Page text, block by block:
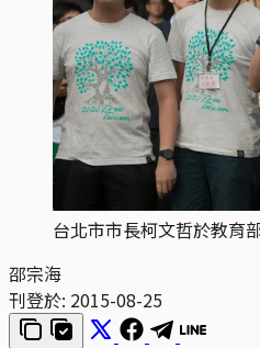
台北市市長柯文哲於教育
邵宗海
刊登於: 2015-08-25